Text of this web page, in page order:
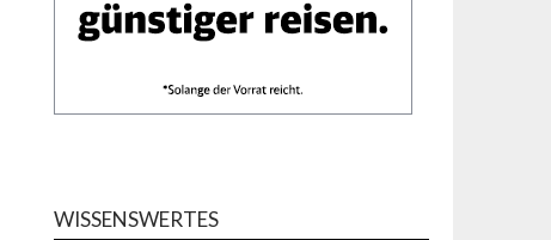
WISSENSWERTES